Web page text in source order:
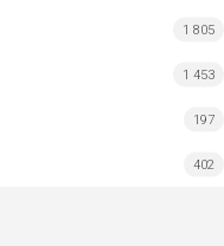
1 805
1 453
197
402